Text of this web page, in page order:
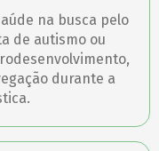
na busca pelo
de autismo ou
durante a